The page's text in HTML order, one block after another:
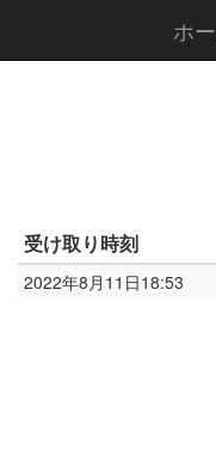
ホ
受け取り時刻
2022年8月11日18:53